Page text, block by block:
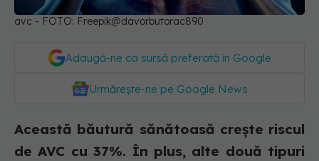
avc - FOTO: Freepik@davorbutorac890
Adaugă-ne ca sursă preferată în Google
Urmărește-ne pe Google News
Această băutură sănătoasă crește riscul
de AVC cu 37%. În plus, alte două tipuri